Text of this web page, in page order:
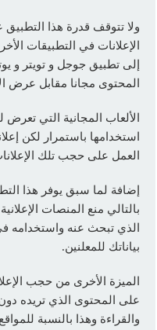
ولا تتوقف قدرة هذا
الإعلانات في التطبيقات
إلى تطبيق جوجل و تويتر و
المحتوى مجانا مقابل عرض
الألعاب المجانية التي تعرض
العمل على حجب تلك
إضافة لما سبق يوفر هذا
بالتالي منع المنصات
الذي تبحث عنه واستخدامه
بياناتك للمعلنين.
الميزة الأخرى من حجب
على المحتوى الذي تريده
والقراءة وهذا بالنسبة